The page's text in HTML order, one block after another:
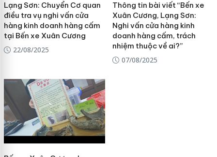
Lạng Sơn: Chuyển Cơ quan
điều tra vụ nghi vấn cửa
hàng kinh doanh hàng cấm
tại Bến xe Xuân Cương
22/08/2025
Thông tin bài viết “Bến xe
Xuân Cương, Lạng Sơn:
Nghi vấn cửa hàng kinh
doanh hàng cấm, trách
nhiệm thuộc về ai?”
07/08/2025